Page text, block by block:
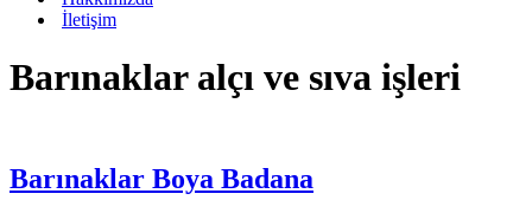
İletişim
Barınaklar alçı ve sıva işleri
Barınaklar Boya Badana